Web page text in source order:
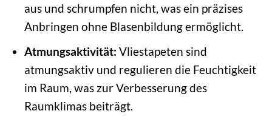
aus und schrumpfen nicht, was ein präzises
Anbringen ohne Blasenbildung ermöglicht.
Atmungsaktivität: Vliestapeten sind
atmungsaktiv und regulieren die Feuchtigkeit
im Raum, was zur Verbesserung des
Raumklimas beiträgt.